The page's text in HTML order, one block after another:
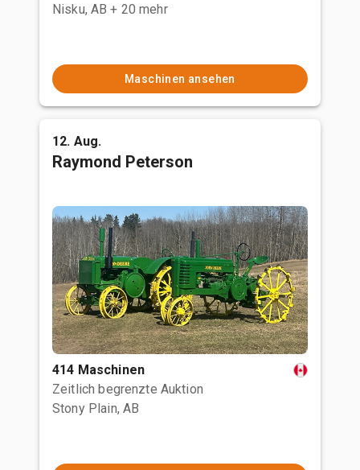
Nisku, AB + 20 mehr
Maschinen ansehen
12. Aug.
Raymond Peterson
414 Maschinen
Zeitlich begrenzte Auktion
Stony Plain, AB